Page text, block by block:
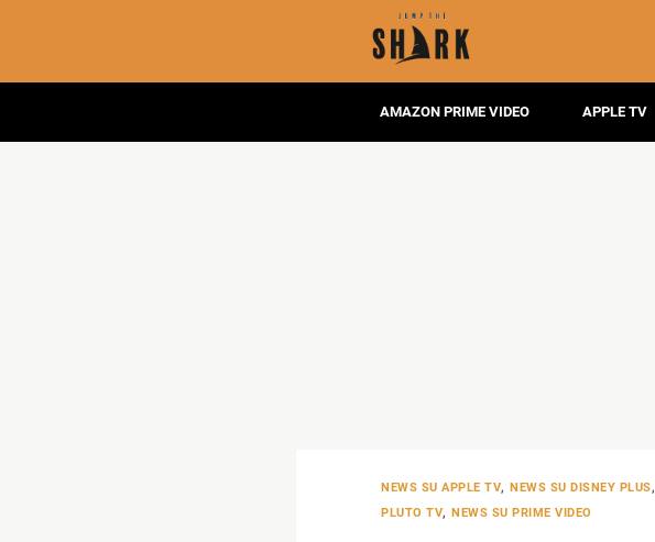
AMAZON PRIME VIDEO APPLE TV
NEWS SU APPLE TV, NEWS SU DISNEY PLUS,
PLUTO TV, NEWS SU PRIME VIDEO